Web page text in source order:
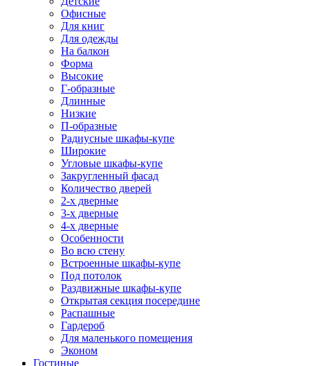
Офисные
Для книг
Для одежды
На балкон
Форма
Высокие
Г-образные
Длинные
Низкие
П-образные
Радиусные шкафы-купе
Широкие
Угловые шкафы-купе
Закругленный фасад
Количество дверей
2-х дверные
3-х дверные
4-х дверные
Особенности
Во всю стену
Встроенные шкафы-купе
Под потолок
Раздвижные шкафы-купе
Открытая секция посередине
Распашные
Гардероб
Для маленького помещения
Эконом
Гостиные